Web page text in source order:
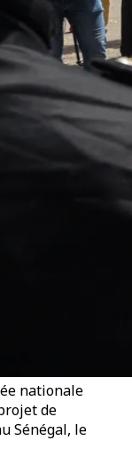
nationale
de
Sénégal, le